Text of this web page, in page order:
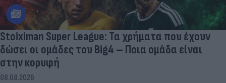
Stoiximan Super League: Τα χρήματα που έχουν
δώσει οι ομάδες του Big4 – Ποια ομάδα είναι
στην κορυφή
08.08.2026